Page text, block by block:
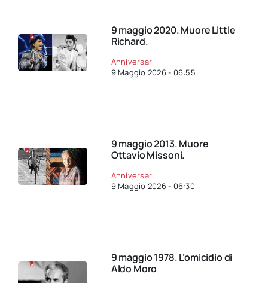
9 maggio 2020. Muore Little
Richard.
Anniversari
9 Maggio 2026 - 06:55
9 maggio 2013. Muore
Ottavio Missoni.
Anniversari
9 Maggio 2026 - 06:30
9 maggio 1978. L’omicidio di
Aldo Moro